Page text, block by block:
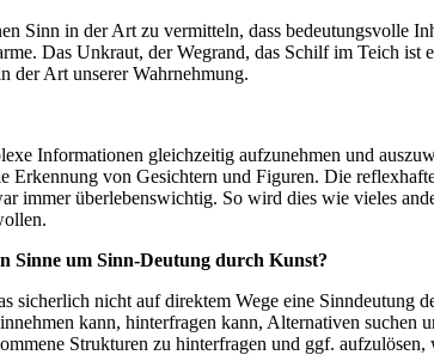
Sinn in der Art zu vermitteln, dass bedeutungsvolle
Das Unkraut, der Wegrand, das Schilf im Teich
der Art unserer Wahrnehmung.
Informationen gleichzeitig aufzunehmen und
von Gesichtern und Figuren. Die
immer überlebenswichtig. So wird dies wie vieles
Sinne um Sinn-Deutung durch Kunst?
sicherlich nicht auf direktem Wege eine Sinndeutung
kann, hinterfragen kann, Alternativen suchen
Strukturen zu hinterfragen und ggf.